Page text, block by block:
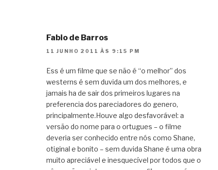
Fabio de Barros
11 JUNHO 2011 ÀS 9:15 PM
Ess é um filme que se não é “o melhor” dos
westerns é sem duvida um dos melhores, e
jamais ha de sair dos primeiros lugares na
preferencia dos pareciadores do genero,
principalmente.Houve algo desfavorável: a
versão do nome para o ortugues – o filme
deveria ser conhecido entre nós como Shane,
otiginal e bonito – sem duvida Shane é uma obra
muito apreciável e inesquecível por todos que o